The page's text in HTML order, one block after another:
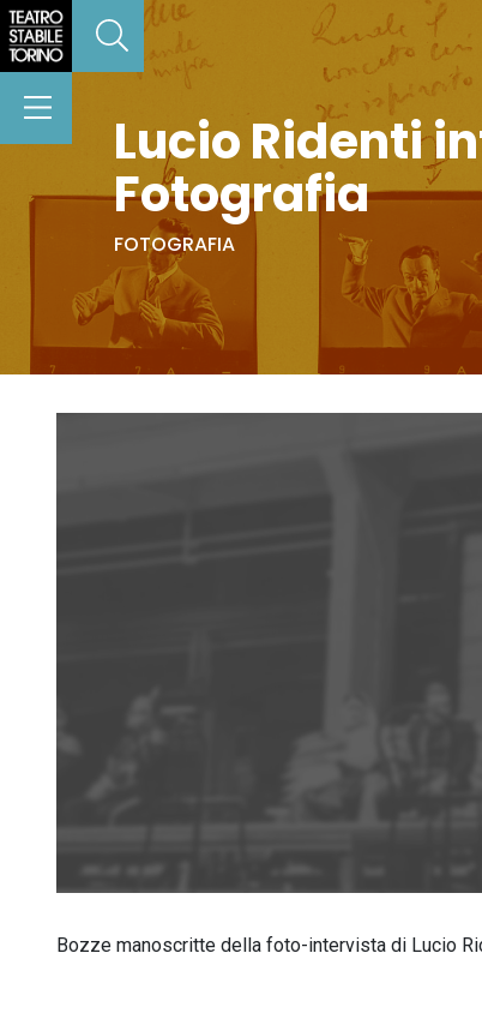
Lucio Ridenti
Fotografia
FOTOGRAFIA
Bozze manoscritte della foto-intervista di Lucio